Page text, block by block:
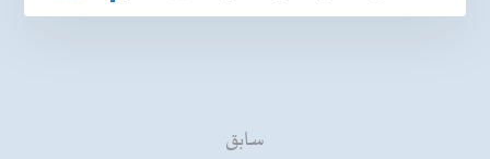
سابق